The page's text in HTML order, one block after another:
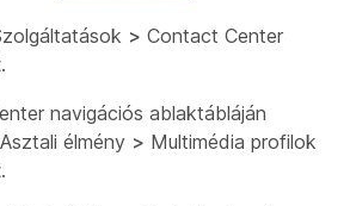
> Contact Center
.
navigációs ablaktábláján
élmény > Multimédia profilok
.